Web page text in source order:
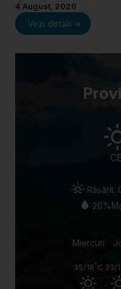
4 August, 2026
Vezi detalii
Răsărit:
26%
Miercuri
35/18 °C 33/